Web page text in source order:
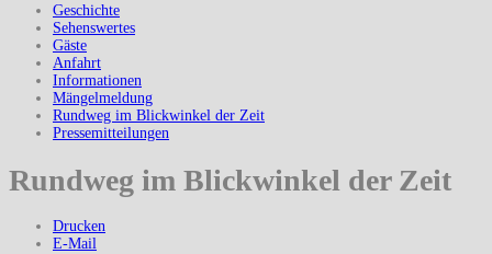
Geschichte
Sehenswertes
Gäste
Anfahrt
Informationen
Mängelmeldung
Rundweg im Blickwinkel der Zeit
Pressemitteilungen
Rundweg im Blickwinkel der Zeit
Drucken
E-Mail